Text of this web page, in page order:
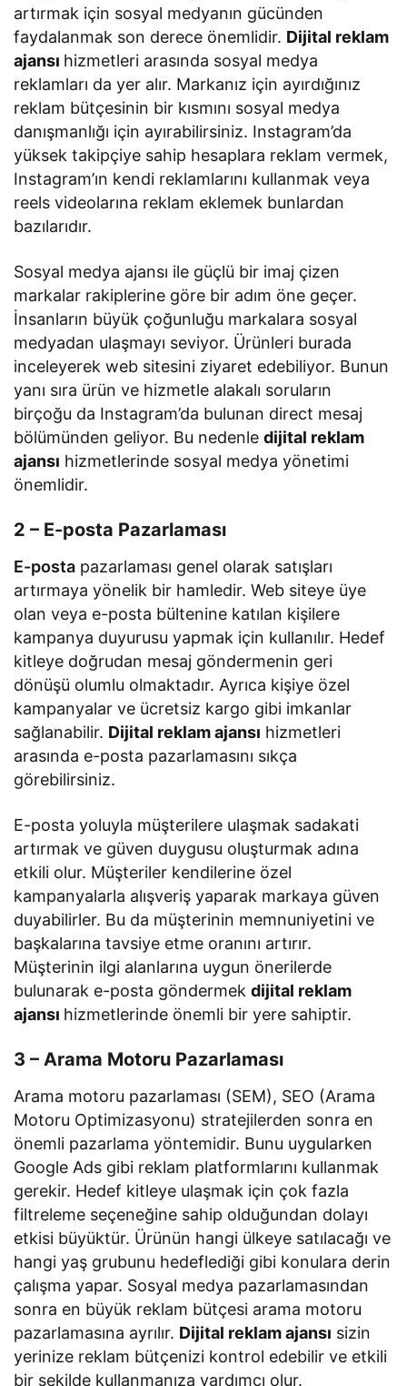
artırmak için sosyal medyanın gücünden
faydalanmak son derece önemlidir. Dijital reklam
ajansı hizmetleri arasında sosyal medya
reklamları da yer alır. Markanız için ayırdığınız
reklam bütçesinin bir kısmını sosyal medya
danışmanlığı için ayırabilirsiniz. Instagram’da
yüksek takipçiye sahip hesaplara reklam vermek,
Instagram’ın kendi reklamlarını kullanmak veya
reels videolarına reklam eklemek bunlardan
bazılarıdır.
Sosyal medya ajansı ile güçlü bir imaj çizen
markalar rakiplerine göre bir adım öne geçer.
İnsanların büyük çoğunluğu markalara sosyal
medyadan ulaşmayı seviyor. Ürünleri burada
inceleyerek web sitesini ziyaret edebiliyor. Bunun
yanı sıra ürün ve hizmetle alakalı soruların
birçoğu da Instagram’da bulunan direct mesaj
bölümünden geliyor. Bu nedenledijital reklam
ajansı hizmetlerinde sosyal medya yönetimi
önemlidir.
2 – E-posta Pazarlaması
E-posta pazarlaması genel olarak satışları
artırmaya yönelik bir hamledir. Web siteye üye
olan veya e-posta bültenine katılan kişilere
kampanya duyurusu yapmak için kullanılır. Hedef
kitleye doğrudan mesaj göndermenin geri
dönüşü olumlu olmaktadır. Ayrıca kişiye özel
kampanyalar ve ücretsiz kargo gibi imkanlar
sağlanabilir. Dijital reklam ajansı hizmetleri
arasında e-posta pazarlamasını sıkça
görebilirsiniz.
E-posta yoluyla müşterilere ulaşmak sadakati
artırmak ve güven duygusu oluşturmak adına
etkili olur. Müşteriler kendilerine özel
kampanyalarla alışveriş yaparak markaya güven
duyabilirler. Bu da müşterinin memnuniyetini ve
başkalarına tavsiye etme oranını artırır.
Müşterinin ilgi alanlarına uygun önerilerde
bulunarak e-posta göndermekdijital reklam
ajansı hizmetlerinde önemli bir yere sahiptir.
3 – Arama Motoru Pazarlaması
Arama motoru pazarlaması (SEM), SEO (Arama
Motoru Optimizasyonu) stratejilerden sonra en
önemli pazarlama yöntemidir. Bunu uygularken
Google Ads gibi reklam platformlarını kullanmak
gerekir. Hedef kitleye ulaşmak için çok fazla
filtreleme seçeneğine sahip olduğundan dolayı
etkisi büyüktür. Ürünün hangi ülkeye satılacağı ve
hangi yaş grubunu hedeflediği gibi konulara derin
çalışma yapar. Sosyal medya pazarlamasından
sonra en büyük reklam bütçesi arama motoru
pazarlamasına ayrılır. Dijital reklam ajansı sizin
yerinize reklam bütçenizi kontrol edebilir ve etkili
bir şekilde kullanmanıza yardımcı olur.